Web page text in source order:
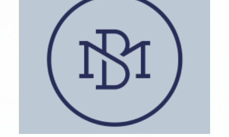
BM Recruitment Experts
contacto@bleumind.com
LinkedIn